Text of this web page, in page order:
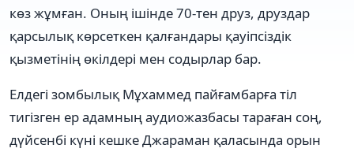
көз жұмған. Оның ішінде 70-тен друз, друздар
қарсылық көрсеткен қалғандары қауіпсіздік
қызметінің өкілдері мен содырлар бар.
Елдегі зомбылық Мұхаммед пайғамбарға тіл
тигізген ер адамның аудиожазбасы тараған соң,
дүйсенбі күні кешке Джараман қаласында орын